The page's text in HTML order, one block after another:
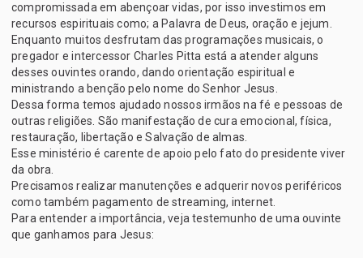
compromissada em abençoar vidas, por isso investimos em
recursos espirituais como; a Palavra de Deus, oração e jejum.
Enquanto muitos desfrutam das programações musicais, o
pregador e intercessor Charles Pitta está a atender alguns
desses ouvintes orando, dando orientação espiritual e
ministrando a benção pelo nome do Senhor Jesus.
Dessa forma temos ajudado nossos irmãos na fé e pessoas de
outras religiões. São manifestação de cura emocional, física,
restauração, libertação e Salvação de almas.
Esse ministério é carente de apoio pelo fato do presidente viver
da obra.
Precisamos realizar manutenções e adquerir novos periféricos
como também pagamento de streaming, internet.
Para entender a importância, veja testemunho de uma ouvinte
que ganhamos para Jesus: